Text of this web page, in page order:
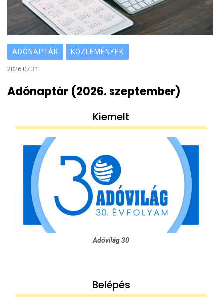
ADÓNAPTÁR KÖZLEMÉNYEK
2026.07.31.
Adónaptár (2026. szeptember)
Kiemelt
Adóvilág 30
Belépés